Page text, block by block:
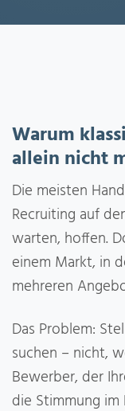
Warum
allein nicht
Die meisten
Recruiting auf
warten, hoffen.
einem Markt, in
mehreren
Das Problem:
suchen – nicht,
Bewerber, der
die Stimmung